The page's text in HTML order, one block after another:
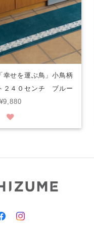
幸せを運ぶ鳥」小鳥柄
２４０センチ ブルー
¥9,880